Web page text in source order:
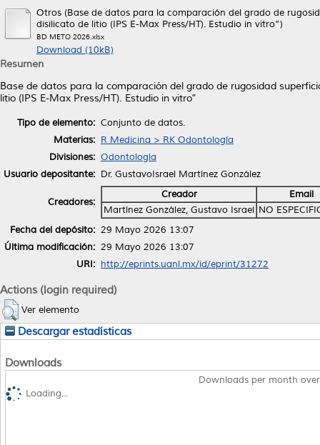
Otros (Base de datos para la comparación del grado de
disilicato de litio (IPS E-Max Press/HT). Estudio in vitro”)
BD METO 2026.xlsx
Download (10kB)
Resumen
Base de datos para la comparación del grado de rugosidad
litio (IPS E-Max Press/HT). Estudio in vitro”
Tipo de elemento: Conjunto de datos.
Materias: R Medicina > RK Odontología
Divisiones: Odontología
Usuario depositante: Dr. GustavoIsrael Martínez González
Creadores:
Creador
Email
Martínez González, Gustavo Israel NO
Fecha del depósito: 29 Mayo 2026 13:07
Última modificación: 29 Mayo 2026 13:07
URI: http://eprints.uanl.mx/id/eprint/31272
Actions (login required)
Ver elemento
Descargar estadísticas
Downloads
Downloads per month
Loading...